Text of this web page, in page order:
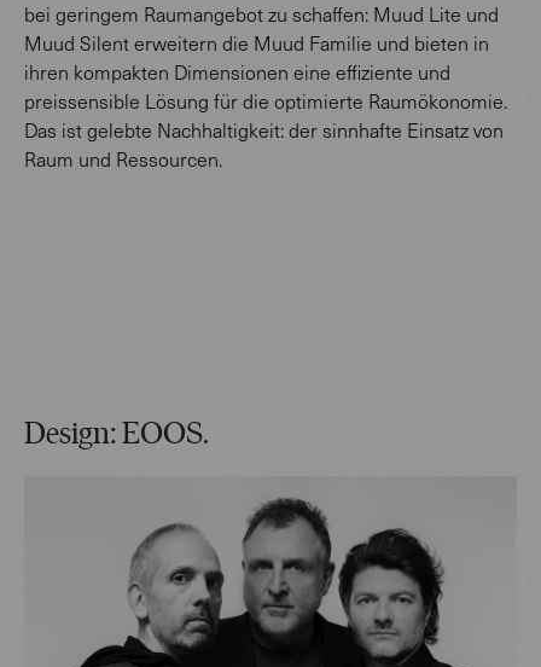
bei geringem Raumangebot zu schaffen: Muud Lite und
Muud Silent erweitern die Muud Familie und bieten in
ihren kompakten Dimensionen eine effiziente und
preissensible Lösung für die optimierte Raumökonomie.
Das ist gelebte Nachhaltigkeit: der sinnhafte Einsatz von
Raum und Ressourcen.
Design: EOOS.